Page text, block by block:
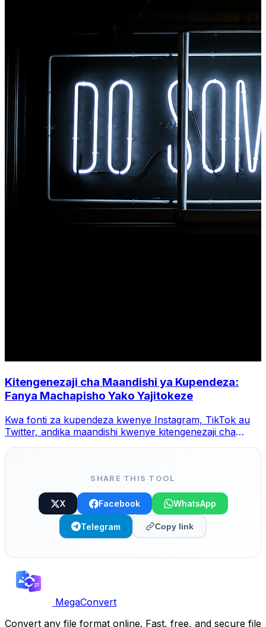
Kitengenezaji cha Maandishi ya Kupendeza:
Fanya Machapisho Yako Yajitokeze
Kwa fonti za kupendeza kwenye Instagram, TikTok au
Twitter, andika maandishi kwenye kitengenezaji cha
SHARE THIS TOOL
X Facebook WhatsApp
Telegram Copy link
MegaConvert
Convert any file format online. Fast, free, and secure file